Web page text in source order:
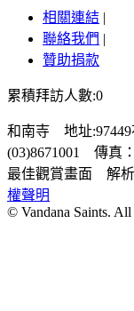
相關連結 |
聯絡我們 |
贊助捐款
累積拜訪人數:0
和南寺 地址:97449
(03)8671001 傳真
最佳觀賞畫面 解析
權聲明
© Vandana Saints. All